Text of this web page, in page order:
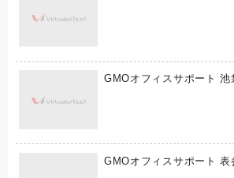
GMOオフィスサポート 池
GMOオフィスサポート 表